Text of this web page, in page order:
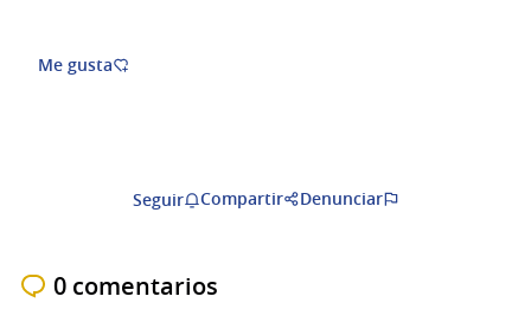
Me gusta
Seguir Compartir Denunciar
0 comentarios